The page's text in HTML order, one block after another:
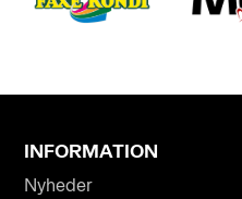
INFORMATION
Nyheder